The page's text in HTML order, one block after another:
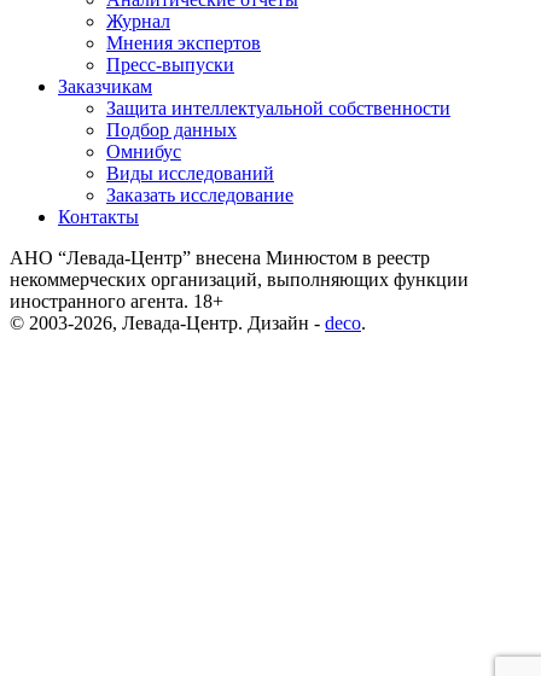
Журнал
Мнения экспертов
Пресс-выпуски
Заказчикам
Защита интеллектуальной собственности
Подбор данных
Омнибус
Виды исследований
Заказать исследование
Контакты
АНО “Левада-Центр” внесена Минюстом в реестр
некоммерческих организаций, выполняющих функции
иностранного агента. 18+
© 2003-2026, Левада-Центр. Дизайн - deco.